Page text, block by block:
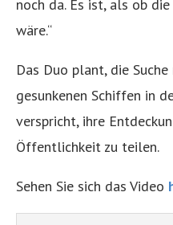
noch da. Es ist, als ob
wäre.“
Das Duo plant, die
gesunkenen Schiffen in
verspricht, ihre
Öffentlichkeit zu teilen.
Sehen Sie sich das Video